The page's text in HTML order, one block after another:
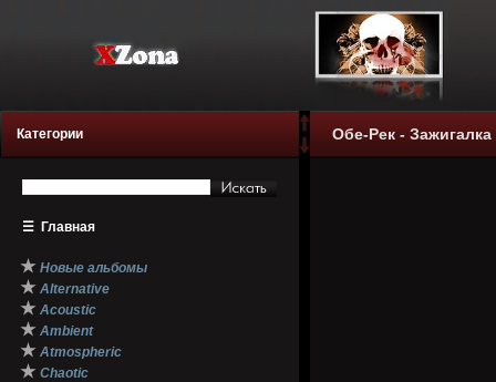
Категории
☰ Главная
★ Новые альбомы
★ Alternative
★ Acoustic
★ Ambient
★ Atmospheric
★ Chaotic
Обе-Рек - Зажигалка